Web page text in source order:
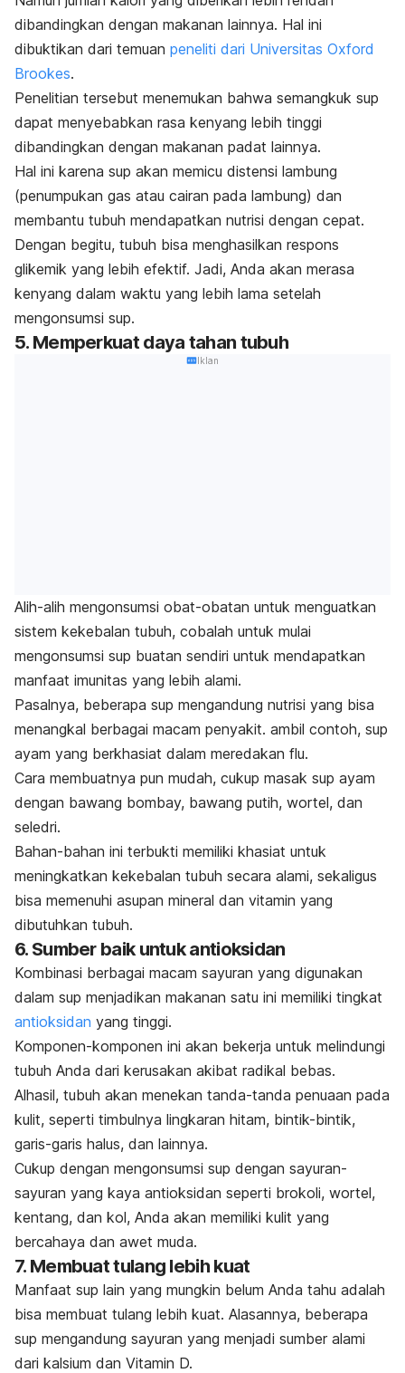
dibandingkan dengan makanan lainnya. Hal ini
dibuktikan dari temuan peneliti dari Universitas Oxford
Brookes.
Penelitian tersebut menemukan bahwa semangkuk sup
dapat menyebabkan rasa kenyang lebih tinggi
dibandingkan dengan makanan padat lainnya.
Hal ini karena sup akan memicu distensi lambung
(penumpukan gas atau cairan pada lambung) dan
membantu tubuh mendapatkan nutrisi dengan cepat.
Dengan begitu, tubuh bisa menghasilkan respons
glikemik yang lebih efektif. Jadi, Anda akan merasa
kenyang dalam waktu yang lebih lama setelah
mengonsumsi sup.
5. Memperkuat daya tahan tubuh
Iklan
Alih-alih mengonsumsi obat-obatan untuk menguatkan
sistem kekebalan tubuh, cobalah untuk mulai
mengonsumsi sup buatan sendiri untuk mendapatkan
manfaat imunitas yang lebih alami.
Pasalnya, beberapa sup mengandung nutrisi yang bisa
menangkal berbagai macam penyakit. ambil contoh, sup
ayam yang berkhasiat dalam meredakan flu.
Cara membuatnya pun mudah, cukup masak sup ayam
dengan bawang bombay, bawang putih, wortel, dan
seledri.
Bahan-bahan ini terbukti memiliki khasiat untuk
meningkatkan kekebalan tubuh secara alami, sekaligus
bisa memenuhi asupan mineral dan vitamin yang
dibutuhkan tubuh.
6. Sumber baik untuk antioksidan
Kombinasi berbagai macam sayuran yang digunakan
dalam sup menjadikan makanan satu ini memiliki tingkat
antioksidan yang tinggi.
Komponen-komponen ini akan bekerja untuk melindungi
tubuh Anda dari kerusakan akibat radikal bebas.
Alhasil, tubuh akan menekan tanda-tanda penuaan pada
kulit, seperti timbulnya lingkaran hitam, bintik-bintik,
garis-garis halus, dan lainnya.
Cukup dengan mengonsumsi sup dengan sayuran-
sayuran yang kaya antioksidan seperti brokoli, wortel,
kentang, dan kol, Anda akan memiliki kulit yang
bercahaya dan awet muda.
7. Membuat tulang lebih kuat
Manfaat sup lain yang mungkin belum Anda tahu adalah
bisa membuat tulang lebih kuat. Alasannya, beberapa
sup mengandung sayuran yang menjadi sumber alami
dari kalsium dan Vitamin D.